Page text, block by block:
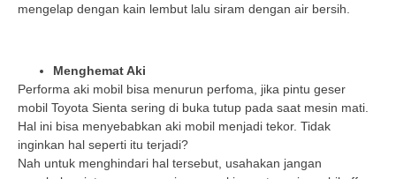
mengelap dengan kain lembut lalu siram dengan air bersih.
Menghemat Aki
Performa aki mobil bisa menurun perfoma, jika pintu geser
mobil Toyota Sienta sering di buka tutup pada saat mesin mati.
Hal ini bisa menyebabkan aki mobil menjadi tekor. Tidak
inginkan hal seperti itu terjadi?
Nah untuk menghindari hal tersebut, usahakan jangan